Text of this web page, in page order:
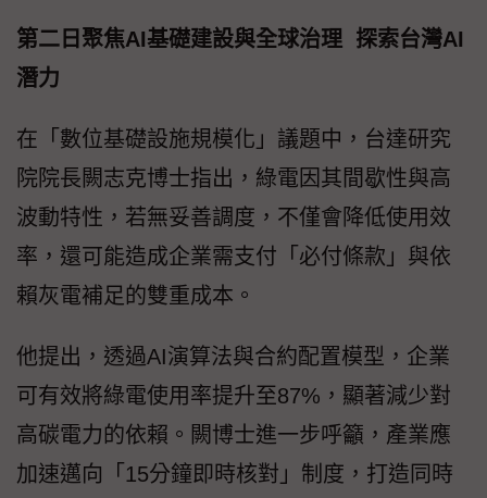
第二日聚焦AI基礎建設與全球治理 探索台灣AI
潛力
在「數位基礎設施規模化」議題中，台達研究
院院長闕志克博士指出，綠電因其間歇性與高
波動特性，若無妥善調度，不僅會降低使用效
率，還可能造成企業需支付「必付條款」與依
賴灰電補足的雙重成本。
他提出，透過AI演算法與合約配置模型，企業
可有效將綠電使用率提升至87%，顯著減少對
高碳電力的依賴。闕博士進一步呼籲，產業應
加速邁向「15分鐘即時核對」制度，打造同時